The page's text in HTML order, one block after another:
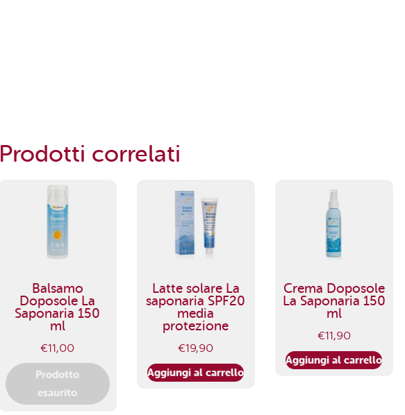
Prodotti correlati
Balsamo
Doposole La
Saponaria 150
ml
€11,00
Prodotto
esaurito
Latte solare La
saponaria SPF20
media
protezione
€19,90
Aggiungi al carrello
Crema Doposole
La Saponaria 150
ml
€11,90
Aggiungi al carrello